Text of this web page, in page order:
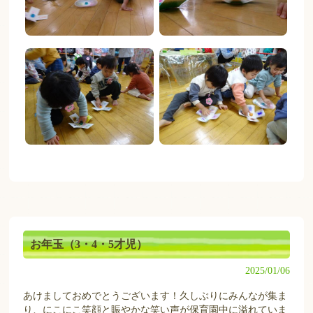
お年玉（3・4・5才児）
2025/01/06
あけましておめでとうございます！久しぶりにみんなが集ま
り、にこにこ笑顔と賑やかな笑い声が保育園中に溢れていま